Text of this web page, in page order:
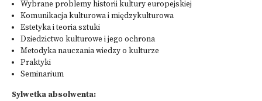
Wybrane problemy historii kultury europejskiej
Komunikacja kulturowa i międzykulturowa
Estetyka i teoria sztuki
Dziedzictwo kulturowe i jego ochrona
Metodyka nauczania wiedzy o kulturze
Praktyki
Seminarium
Sylwetka absolwenta: